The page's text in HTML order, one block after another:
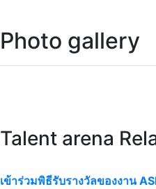
Photo gallery
Talent arena
เข้าร่วมพิธีรับรางวัลของงาน